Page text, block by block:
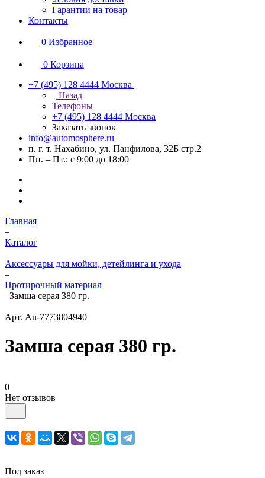
Гарантии на товар
Контакты
0 Избранное
0 Корзина
+7 (495) 128 4444 Москва
Назад
Телефоны
+7 (495) 128 4444 Москва
Заказать звонок
info@automosphere.ru
п. г. т. Нахабино, ул. Панфилова, 32Б стр.2
Пн. – Пт.: с 9:00 до 18:00
Главная
–
Каталог
–
Аксессуары для мойки, детейлинга и ухода
–
Протирочный материал
–Замша серая 380 гр.
Арт. Au-7773804940
Замша серая 380 гр.
0
Нет отзывов
Под заказ